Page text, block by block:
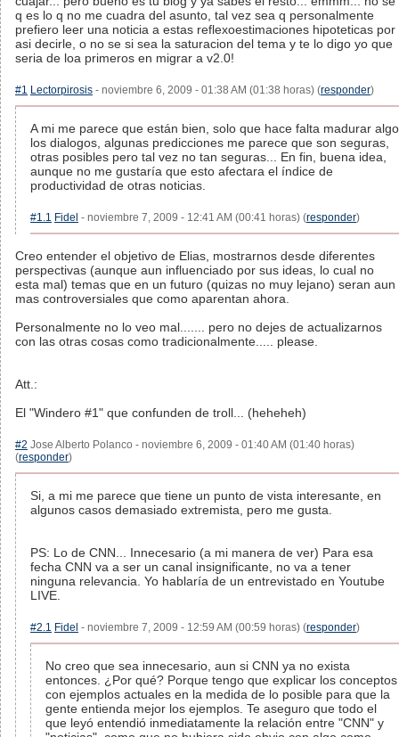
q es lo q no me cuadra del asunto, tal vez sea q personalmente
prefiero leer una noticia a estas reflexoestimaciones hipoteticas por
asi decirle, o no se si sea la saturacion del tema y te lo digo yo que
seria de loa primeros en migrar a v2.0!
#1 Lectorpirosis - noviembre 6, 2009 - 01:38 AM (01:38 horas) (responder)
A mi me parece que están bien, solo que hace falta madurar algo
los dialogos, algunas predicciones me parece que son seguras,
otras posibles pero tal vez no tan seguras... En fin, buena idea,
aunque no me gustaría que esto afectara el índice de
productividad de otras noticias.
#1.1 Fidel - noviembre 7, 2009 - 12:41 AM (00:41 horas) (responder)
Creo entender el objetivo de Elias, mostrarnos desde diferentes
perspectivas (aunque aun influenciado por sus ideas, lo cual no
esta mal) temas que en un futuro (quizas no muy lejano) seran aun
mas controversiales que como aparentan ahora.
Personalmente no lo veo mal....... pero no dejes de actualizarnos
con las otras cosas como tradicionalmente..... please.
Att.:
El "Windero #1" que confunden de troll... (heheheh)
#2 Jose Alberto Polanco - noviembre 6, 2009 - 01:40 AM (01:40 horas)
(responder)
Si, a mi me parece que tiene un punto de vista interesante, en
algunos casos demasiado extremista, pero me gusta.
PS: Lo de CNN... Innecesario (a mi manera de ver) Para esa
fecha CNN va a ser un canal insignificante, no va a tener
ninguna relevancia. Yo hablaría de un entrevistado en Youtube
LIVE.
#2.1 Fidel - noviembre 7, 2009 - 12:59 AM (00:59 horas) (responder)
No creo que sea innecesario, aun si CNN ya no exista
entonces. ¿Por qué? Porque tengo que explicar los conceptos
con ejemplos actuales en la medida de lo posible para que la
gente entienda mejor los ejemplos. Te aseguro que todo el
que leyó entendió inmediatamente la relación entre "CNN" y